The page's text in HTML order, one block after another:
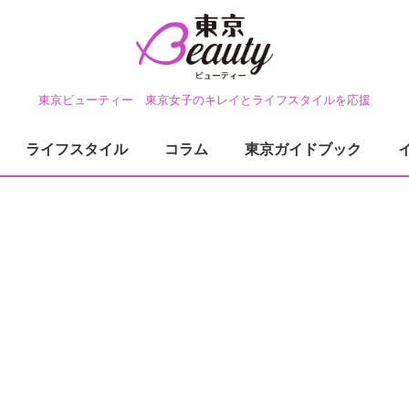
東京ビューティー 東京女子のキレイとライフスタイルを応援
ライフスタイル コラム 東京ガイドブック